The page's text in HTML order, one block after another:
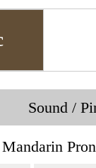
Sound /
Mandarin